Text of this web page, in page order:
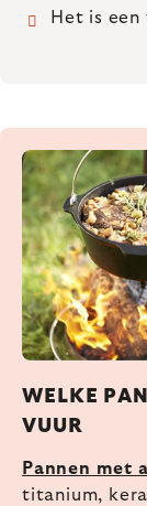
Het is een
WELKE
VUUR
Pannen met
titanium,